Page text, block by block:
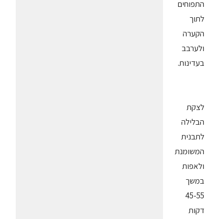
התפוחים
לתוך
הקערה
ולערבב
בעדינות.
לצקת
הבלילה
לתבנית
המשומנת
ולאפות
במשך
45-55
דקות